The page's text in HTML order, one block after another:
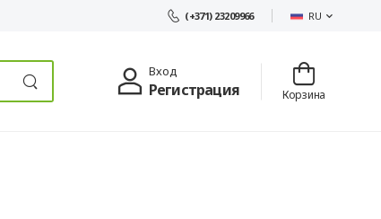
(+371) 23209966 RU
Вход
Регистрация Корзина